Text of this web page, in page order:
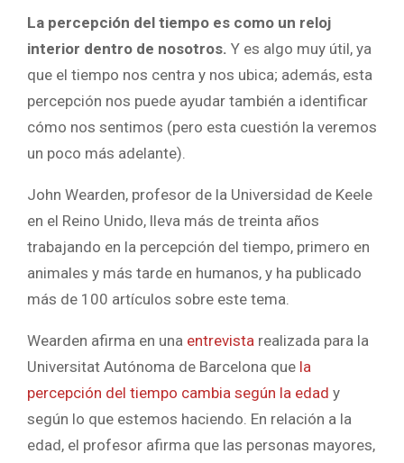
La percepción del tiempo es como un reloj
interior dentro de nosotros. Y es algo muy útil, ya
que el tiempo nos centra y nos ubica; además, esta
percepción nos puede ayudar también a identificar
cómo nos sentimos (pero esta cuestión la veremos
un poco más adelante).
John Wearden, profesor de la Universidad de Keele
en el Reino Unido, lleva más de treinta años
trabajando en la percepción del tiempo, primero en
animales y más tarde en humanos, y ha publicado
más de 100 artículos sobre este tema.
Wearden afirma en una entrevista realizada para la
Universitat Autónoma de Barcelona que la
percepción del tiempo cambia según la edad y
según lo que estemos haciendo. En relación a la
edad, el profesor afirma que las personas mayores,